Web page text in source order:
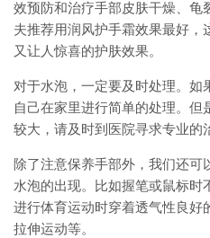
效预防和治疗手部皮肤干燥、龟
夫推荐用润风护手霜效果最好，
又让人惊喜的护肤效果。
对于水泡，一定要及时处理。如
自己在家里进行简单的处理。但
较大，请及时到医院寻求专业的
除了注意保养手部外，我们还
水泡的出现。比如握笔或鼠标时
进行体育运动时穿着透气性良好
拉伸运动等。